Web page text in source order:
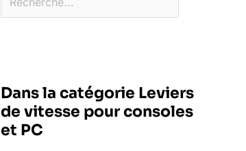
Dans la catégorie Leviers
de vitesse pour consoles
et PC